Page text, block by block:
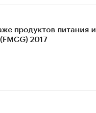
продуктов питания и
2017